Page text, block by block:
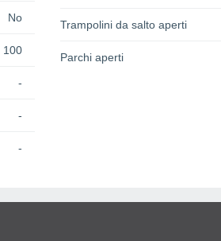
No
100
-
-
-
Trampolini da salto aperti
Parchi aperti